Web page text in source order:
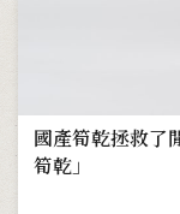
國產筍乾拯救了
筍乾」